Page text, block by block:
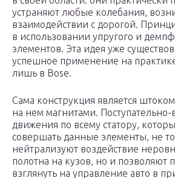
устраняют любые колебания,
взаимодействии с дорогой.
в использовании упругого и
элементов. Эта идея уже
успешное применение на
лишь в Bose.
Сама конструкция является
на нем магнитами. Поступательно-
движения по всему статору,
совершать данные элементы, не
нейтрализуют воздействие
полотна на кузов, но и позволяют
взглянуть на управление авто в